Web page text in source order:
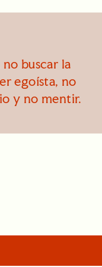
buscar la
egoísta, no
y no mentir.